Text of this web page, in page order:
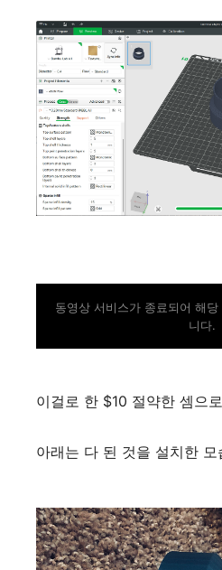
동영상 서비스가 종료되어 해
니다.
이걸로 한 $10 절약한 셈으
아래는 다 된 것을 설치한 모